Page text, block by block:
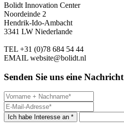
Bolidt Innovation Center
Noordeinde 2
Hendrik-Ido-Ambacht
3341 LW Niederlande
TEL +31 (0)78 684 54 44
EMAIL website@bolidt.nl
Senden Sie uns eine Nachricht
Ich habe Interesse an *